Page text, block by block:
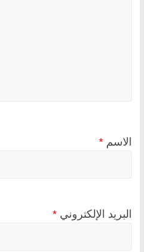
الاسم *
البريد الإلكتروني *